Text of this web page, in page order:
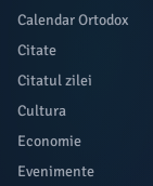
Calendar Ortodox
Citate
Citatul zilei
Cultura
Economie
Evenimente